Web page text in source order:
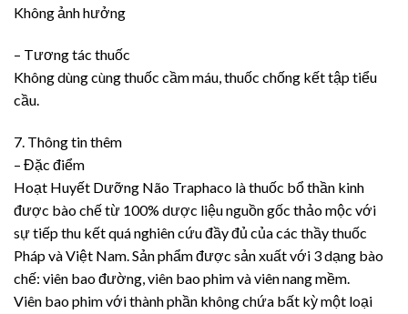
Không ảnh hưởng
– Tương tác thuốc
Không dùng cùng thuốc cầm máu, thuốc chống kết tập tiểu
cầu.
7. Thông tin thêm
– Đặc điểm
Hoạt Huyết Dưỡng Não Traphaco là thuốc bổ thần kinh
được bào chế từ 100% dược liệu nguồn gốc thảo mộc với
sự tiếp thu kết quá nghiên cứu đầy đủ của các thầy thuốc
Pháp và Việt Nam. Sản phẩm được sản xuất với 3 dạng bào
chế: viên bao đường, viên bao phim và viên nang mềm.
Viên bao phim với thành phần không chứa bất kỳ một loại